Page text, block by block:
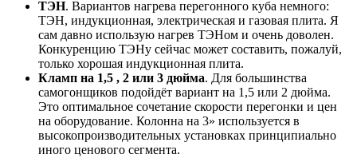
ТЭН. Вариантов нагрева перегонного куба немного:
ТЭН, индукционная, электрическая и газовая плита. Я
сам давно использую нагрев ТЭНом и очень доволен.
Конкуренцию ТЭНу сейчас может составить, пожалуй,
только хорошая индукционная плита.
Кламп на 1,5 , 2 или 3 дюйма. Для большинства
самогонщиков подойдёт вариант на 1,5 или 2 дюйма.
Это оптимальное сочетание скорости перегонки и цен
на оборудование. Колонна на 3» используется в
высокопроизводительных установках принципиально
иного ценового сегмента.